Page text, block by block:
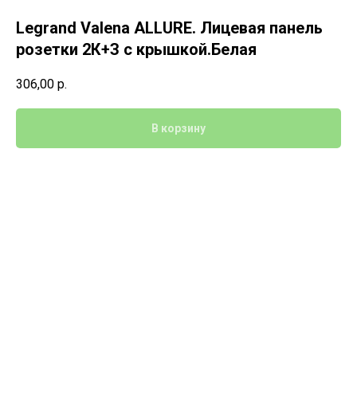
Legrand Valena ALLURE. Лицевая панель
розетки 2К+З с крышкой.Белая
306,00 р.
В корзину